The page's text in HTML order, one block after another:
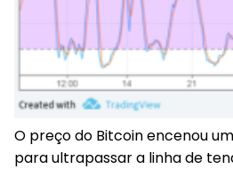
O preço do Bitcoin encenou
para ultrapassar a linha de